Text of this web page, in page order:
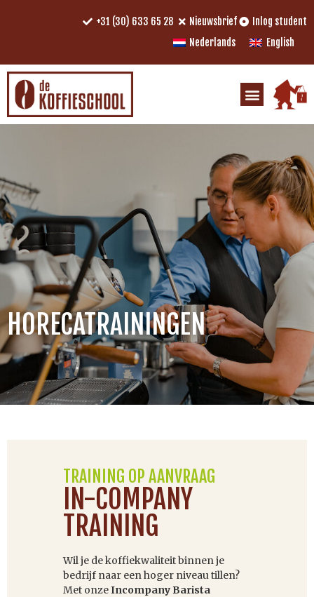
+31 (30) 633 65 28 Nieuwsbrief
Inlog student
Nederlands
English
HORECATRAININGEN
TRAINING OP AANVRAAG
IN-COMPANY
TRAINING
Wil je de koffiekwaliteit binnen je
bedrijf naar een hoger niveau tillen?
Met onzeIncompany Barista